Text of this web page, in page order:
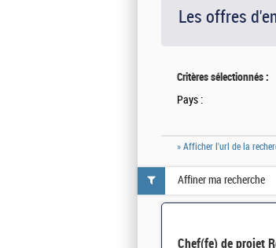
Les offres
Critères sélectionnés :
Pays :
» Afficher l'url de la
Chef(fe) de projet
Affiner ma recherche